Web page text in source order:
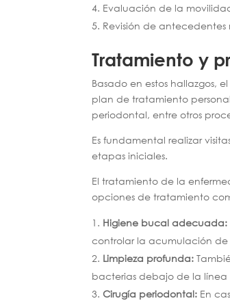
Evaluación de la
Revisión de
Tratamiento y
Basado en estos hallazgos,
plan de tratamiento
periodontal, entre otros
Es fundamental realizar
etapas iniciales.
El tratamiento de la
opciones de tratamiento
Higiene bucal adecuada:
controlar la acumulación
Limpieza profunda:
bacterias debajo de la línea
Cirugía periodontal: En